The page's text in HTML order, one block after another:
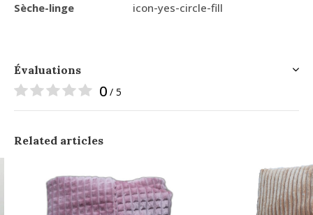
Sèche-linge
icon-yes-circle-fill
Évaluations
0 / 5
Related articles